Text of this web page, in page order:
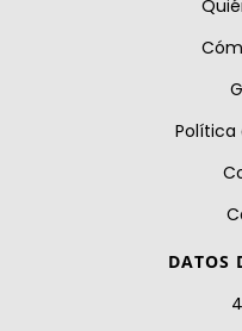
Política
DATOS